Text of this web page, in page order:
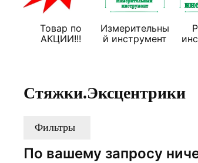
Товар по
АКЦИИ!!!
Измерительны
й инструмент
Стяжки.Эксцентрики
Фильтры
По вашему запросу